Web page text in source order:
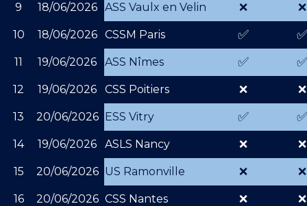
9 18/06/2026 ASS Vaulx en Velin ❌ ❌
10 18/06/2026 CSSM Paris ✅ ✅
11 19/06/2026 ASS Nîmes ✅ ✅
12 19/06/2026 CSS Poitiers ❌ ❌
13 20/06/2026 ESS Vitry ✅ ✅
14 19/06/2026 ASLS Nancy ❌ ❌
15 20/06/2026 US Ramonville ❌ ❌
16 20/06/2026 CSS Nantes ❌ ❌